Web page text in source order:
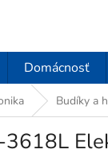
Domácnosť
Budíky a